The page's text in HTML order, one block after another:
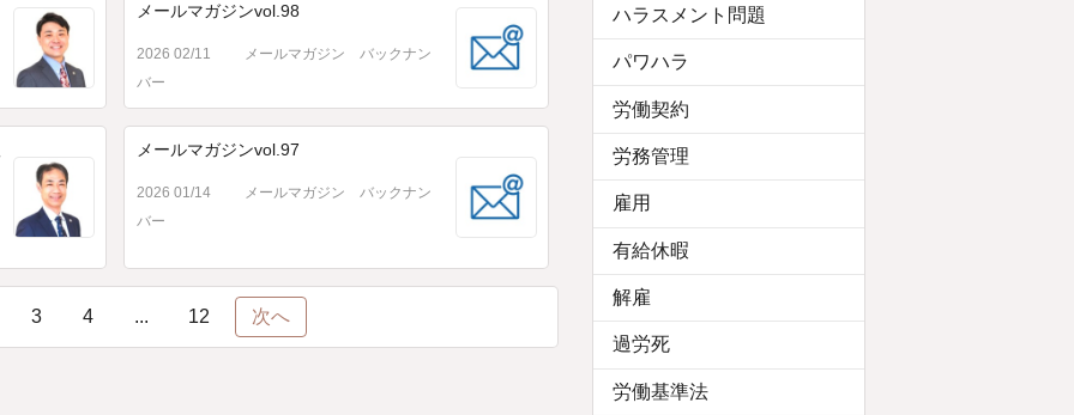
メールマガジンvol.98
2026 02/11
メールマガジン バックナン
バー
メールマガジンvol.97
2026 01/14
メールマガジン バックナン
バー
3 4 ... 12 次へ
ハラスメント問題
パワハラ
労働契約
労務管理
雇用
有給休暇
解雇
過労死
労働基準法